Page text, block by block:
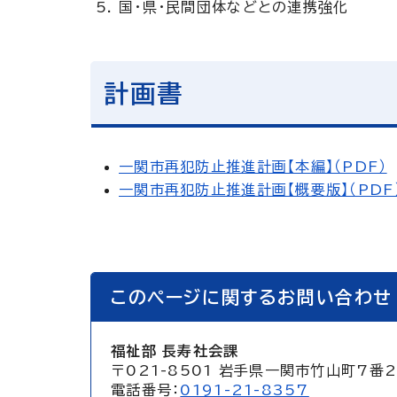
国・県・民間団体などとの連携強化
計画書
一関市再犯防止推進計画【本編】（PDF）
一関市再犯防止推進計画【概要版】（PDF
このページに関するお問い合わせ
福祉部 長寿社会課
〒021-8501 岩手県一関市竹山町7番
電話番号： 0191-21-8357